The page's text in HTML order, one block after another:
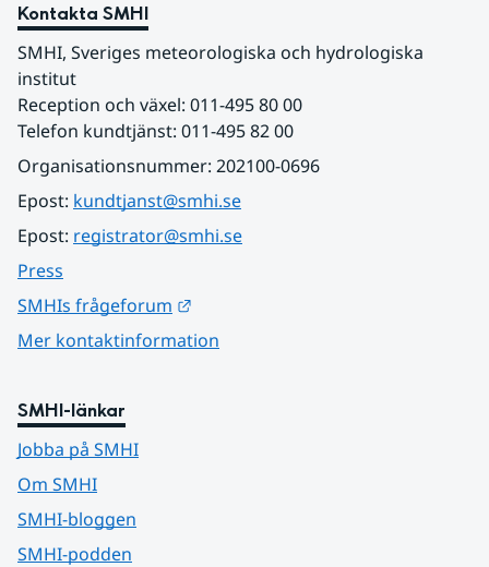
Kontakta SMHI
SMHI, Sveriges meteorologiska och hydrologiska
institut
Reception och växel: 011-495 80 00
Telefon kundtjänst: 011-495 82 00
Organisationsnummer: 202100-0696
Epost: kundtjanst@smhi.se
Epost: registrator@smhi.se
Press
SMHIs frågeforum
Mer kontaktinformation
SMHI-länkar
Jobba på SMHI
Om SMHI
SMHI-bloggen
SMHI-podden